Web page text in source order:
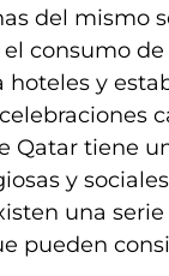
del mismo
consumo
hoteles y
Qatar tiene
y
una serie
pueden